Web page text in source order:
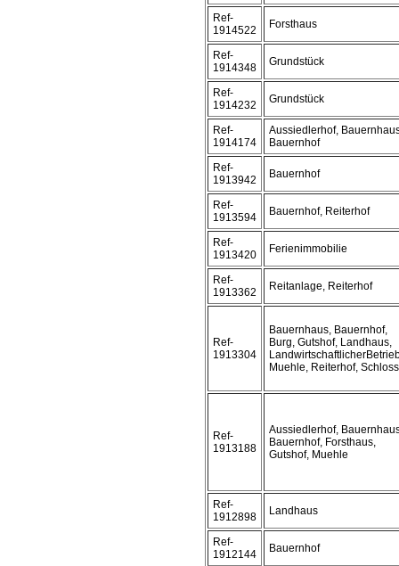
Ref-
1914522
Forsthaus
Ref-
1914348
Grundstück
Ref-
1914232
Grundstück
Ref-
1914174
Aussiedlerhof,
Bauernhof
Ref-
1913942
Bauernhof
Ref-
1913594
Bauernhof, Reiterhof
Ref-
1913420
Ferienimmobilie
Ref-
1913362
Reitanlage, Reiterhof
Ref-
1913304
Bauernhaus, Bauernhof,
Burg, Gutshof, Landhaus,
Muehle, Reiterhof, Schloss
Ref-
1913188
Aussiedlerhof,
Bauernhof, Forsthaus,
Gutshof, Muehle
Ref-
1912898
Landhaus
Ref-
1912144
Bauernhof